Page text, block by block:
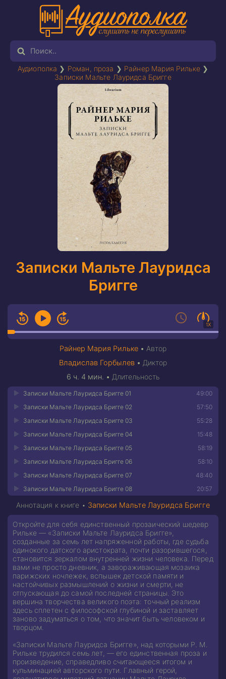
Аудиополка ❯ Роман, проза ❯ Райнер Мария Рильке ❯
Записки Мальте Лауридса Бригге
Записки Мальте Лауридса
Бригге
1X
Райнер Мария Рильке • Автор
Владислав Горбылев • Диктор
6 ч. 4 мин. • Длительность
49:00
Записки Мальте Лауридса Бригге 01
57:50
Записки Мальте Лауридса Бригге 02
55:28
Записки Мальте Лауридса Бригге 03
15:48
Записки Мальте Лауридса Бригге 04
58:19
Записки Мальте Лауридса Бригге 05
58:10
Записки Мальте Лауридса Бригге 06
48:40
Записки Мальте Лауридса Бригге 07
20:57
Записки Мальте Лауридса Бригге 08
Аннотация к книге • Записки Мальте Лауридса Бригге
Откройте для себя единственный прозаический шедевр
Рильке — «Записки Мальте Лауридса Бригге»,
созданные за семь лет напряженной работы, где судьба
одинокого датского аристократа, почти разорившегося,
становится зеркалом внутренней жизни человека. Перед
вами не просто дневник, а завораживающая мозаика
парижских ночлежек, вспышек детской памяти и
настойчивых размышлений о жизни и смерти, не
отпускающая до самой последней страницы. Это
вершина творчества великого поэта: точный реализм
здесь сплетен с философской глубиной и заставляет
заново задуматься о том, что значит быть человеком и
творцом.
«Записки Мальте Лауридса Бригге», над которыми Р. М.
Рильке трудился семь лет, — его единственная проза и
произведение, справедливо считающееся итогом и
кульминацией авторского пути. Главный герой,